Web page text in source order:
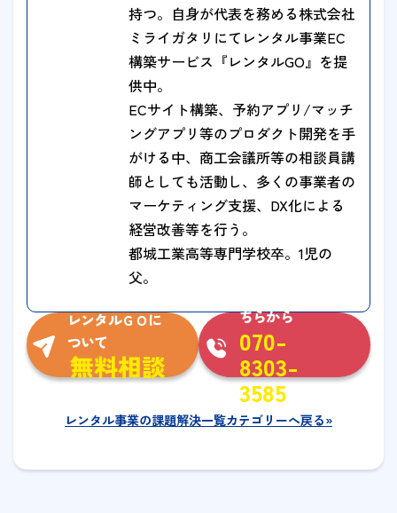
持つ。自身が代表を務める株式会社
ミライガタリにてレンタル事業EC
構築サービス『レンタルGO』を提
供中。
ECサイト構築、予約アプリ/マッチ
ングアプリ等のプロダクト開発を手
がける中、商工会議所等の相談員講
師としても活動し、多くの事業者の
マーケティング支援、DX化による
経営改善等を行う。
都城工業高等専門学校卒。1児の
父。
レンタルＧＯに
ついて
無料相談
ちらから
070-
8303-
3585
レンタル事業の課題解決一覧カテゴリーへ戻る»